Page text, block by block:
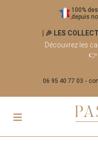
100%
depuis
| 🎉 LES
Découvrez les
👉
06 95 40 77 03